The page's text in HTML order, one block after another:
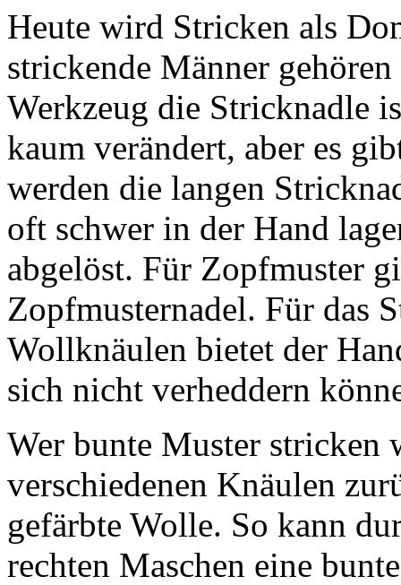
Heute wird Stricken als
strickende Männer
Werkzeug die Stricknadle
kaum verändert, aber es
werden die langen
oft schwer in der Hand
abgelöst. Für Zopfmuster
Zopfmusternadel. Für das
Wollknäulen bietet der
sich nicht verheddern
Wer bunte Muster
verschiedenen Knäulen
gefärbte Wolle. So kann
rechten Maschen eine